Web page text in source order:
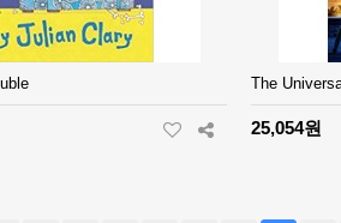
The
25,054원